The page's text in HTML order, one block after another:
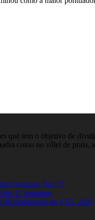
que tem o objetivo de
como no vôlei de praia,
feminino Sub 17
17 feminino
tricampeonato da VNL 2026